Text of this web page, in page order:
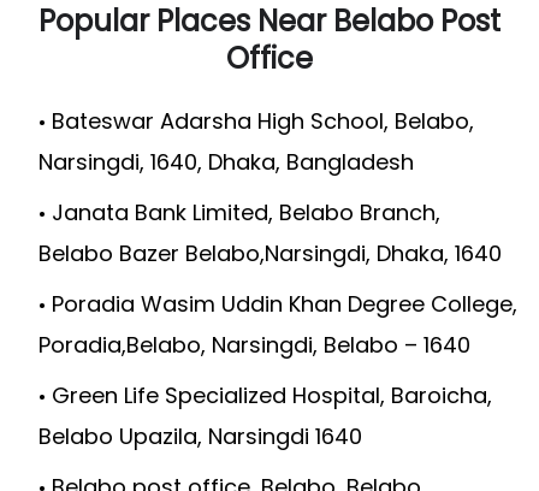
Popular Places Near Belabo Post
Office
Bateswar Adarsha High School, Belabo,
Narsingdi, 1640, Dhaka, Bangladesh
Janata Bank Limited, Belabo Branch,
Belabo Bazer Belabo,Narsingdi, Dhaka, 1640
Poradia Wasim Uddin Khan Degree College,
Poradia,Belabo, Narsingdi, Belabo – 1640
Green Life Specialized Hospital, Baroicha,
Belabo Upazila, Narsingdi 1640